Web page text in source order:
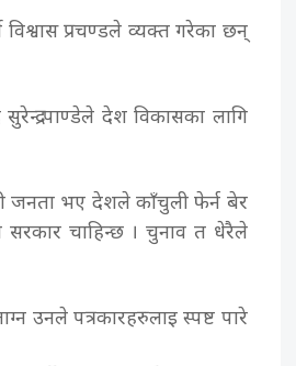
प्रचण्डले व्यक्त गरेका छन्
पाण्डेले देश विकासका लागि
जनता भए देशले काँचुली फेर्न बेर
सरकार चाहिन्छ । चुनाव त धेरैले
उनले पत्रकारहरुलाइ स्पष्ट पारे